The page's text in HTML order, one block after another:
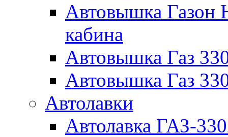
Автовышка Газон
кабина
Автовышка Газ
Автовышка Газ
Автолавки
Автолавка ГАЗ-